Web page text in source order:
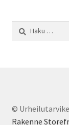
Haku:
©
Rakenne